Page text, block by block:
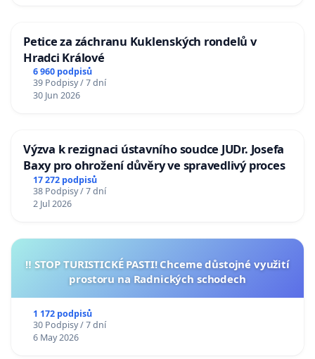
Petice za záchranu Kuklenských rondelů v
Hradci Králové
6 960 podpisů
39 Podpisy / 7 dní
30 Jun 2026
Výzva k rezignaci ústavního soudce JUDr. Josefa
Baxy pro ohrožení důvěry ve spravedlivý proces
17 272 podpisů
38 Podpisy / 7 dní
2 Jul 2026
‼️ STOP TURISTICKÉ PASTI! Chceme důstojné využití
prostoru na Radnických schodech
1 172 podpisů
30 Podpisy / 7 dní
6 May 2026